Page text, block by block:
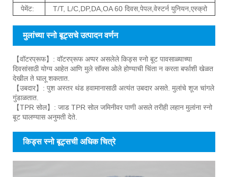
पेमेंट: T/T, L/C,DP,DA,OA 60 दिवस,पेपल,वेस्टर्न युनियन,एस्क्रो
मुलांच्या स्नो बूट्सचे उत्पादन वर्णन
【वॉटरप्रूफ】: वॉटरप्रूफ अप्पर असलेले किड्स स्नो बूट पावसाळ्याच्या
दिवसांसाठी योग्य आहेत आणि मुले सॉक्स ओले होण्याची चिंता न करता बर्फाशी खेळत
देखील ते घालू शकतात.
【उबदार】: पुश अस्तर थंड हवामानासाठी अत्यंत उबदार असते. मुलांचे शूज चांगले
गुंडाळतात.
【TPR सोल】: जाड TPR सोल जमिनीवर पाणी असले तरीही लहान मुलांना स्नो
बूट घालण्यास अनुमती देते.
किड्स स्नो बूट्सची अधिक चित्रे